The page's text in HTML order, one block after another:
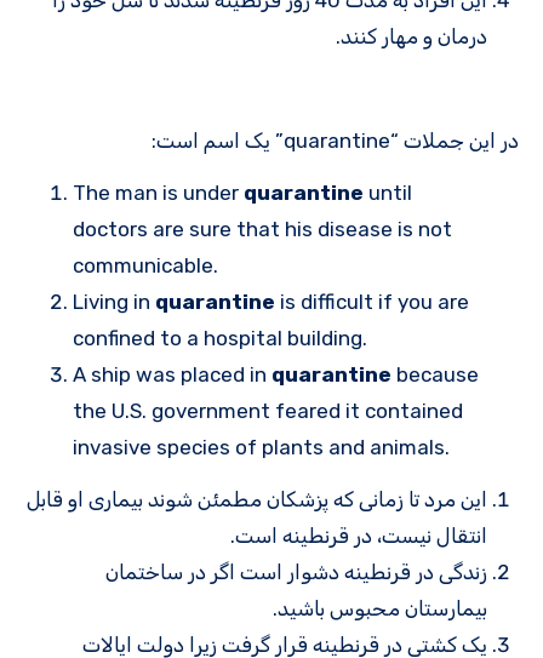
درمان و مهار کنند.
در این جملات “quarantine” یک اسم است:
The man is under quarantine until
doctors are sure that his disease is not
communicable.
Living in quarantine is difficult if you are
confined to a hospital building.
A ship was placed in quarantine because
the U.S. government feared it contained
invasive species of plants and animals.
این مرد تا زمانی که پزشکان مطمئن شوند بیماری او قابل
انتقال نیست، در قرنطینه است.
زندگی در قرنطینه دشوار است اگر در ساختمان
بیمارستان محبوس باشید.
یک کشتی در قرنطینه قرار گرفت زیرا دولت ایالات